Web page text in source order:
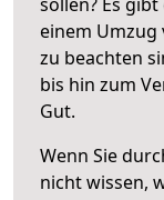
einem Umzug
zu beachten
bis hin zum
Gut.
Wenn Sie
nicht wissen,